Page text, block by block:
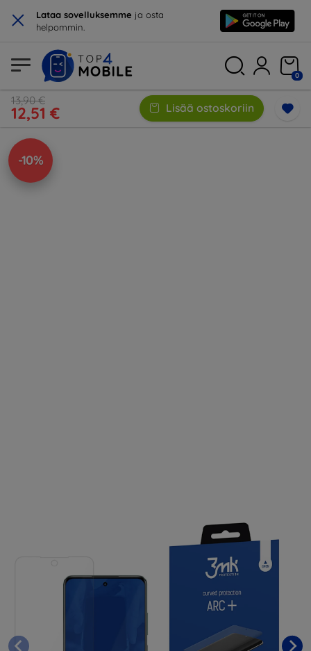
× Lataa sovelluksemme ja osta
helpommin.
0
13,90 €
12,51 € Lisää ostoskoriin
-10%